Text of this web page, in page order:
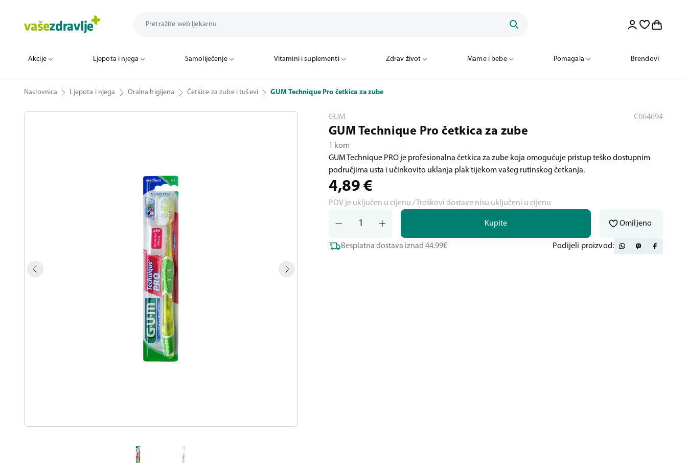
Akcije Ljepota i njega Samoliječenje Vitamini i suplementi Zdrav život Mame i bebe Pomagala Brendovi
Naslovnica Ljepota i njega Oralna higijena Četkice za zube i tuševi GUM Technique Pro četkica za zube
GUM C064694
GUM Technique Pro četkica za zube
1 kom
GUM Technique PRO je profesionalna četkica za zube koja omogućuje pristup teško dostupnim
područjima usta i učinkovito uklanja plak tijekom vašeg rutinskog četkanja.
4,89 €
PDV je uključen u cijenu / Troškovi dostave nisu uključeni u cijenu
Kupite Omiljeno
Besplatna dostava iznad 44.99€ Podijeli proizvod: